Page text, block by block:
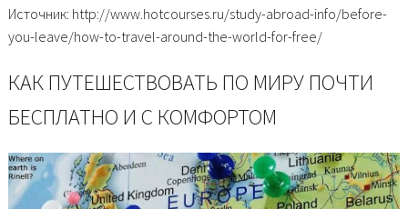
Источник: http://www.hotcourses.ru/study-abroad-info/before-
you-leave/how-to-travel-around-the-world-for-free/
КАК ПУТЕШЕСТВОВАТЬ ПО МИРУ ПОЧТИ
БЕСПЛАТНО И С КОМФОРТОМ